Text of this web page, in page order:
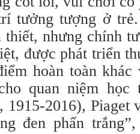
tưởng tượng ở
thiết, nhưng chính
được phát triển
hoàn toàn
quan niệm học
2016), Piaget
đen phấn